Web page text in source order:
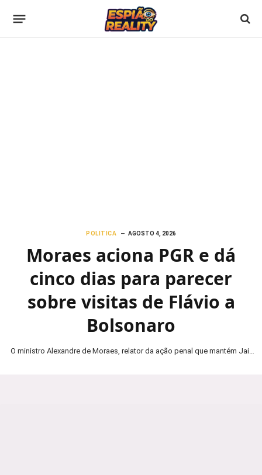
POLITICA AGOSTO 4, 2026
Moraes aciona PGR e dá
cinco dias para parecer
sobre visitas de Flávio a
Bolsonaro
O ministro Alexandre de Moraes, relator da ação penal que mantém Jair